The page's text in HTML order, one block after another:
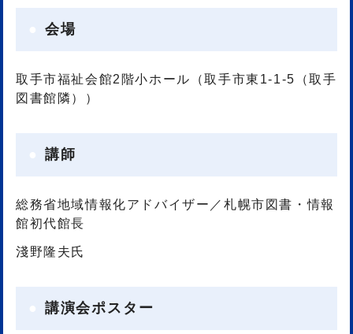
会場
取手市福祉会館2階小ホール（取手市東1-1-5（取手
図書館隣））
講師
総務省地域情報化アドバイザー／札幌市図書・情報
館初代館長
淺野隆夫氏
講演会ポスター